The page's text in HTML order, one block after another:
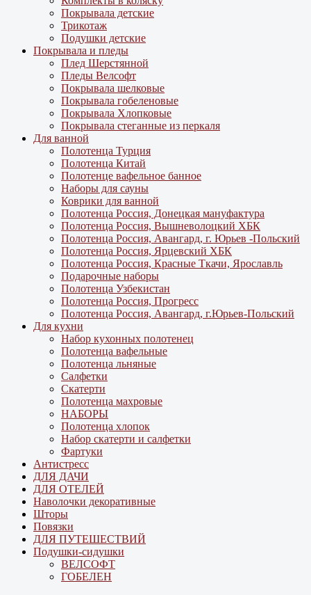
Покрывала детские
Трикотаж
Подушки детские
Покрывала и пледы
Плед Шерстянной
Пледы Велсофт
Покрывала шелковые
Покрывала гобеленовые
Покрывала Хлопковые
Покрывала стеганные из перкаля
Для ванной
Полотенца Турция
Полотенца Китай
Полотенце вафельное банное
Наборы для сауны
Коврики для ванной
Полотенца Россия, Донецкая мануфактура
Полотенца Россия, Вышневолоцкий ХБК
Полотенца Россия, Авангард, г. Юрьев -Польский
Полотенца Россия, Ярцевский ХБК
Полотенца Россия, Красные Ткачи, Ярославль
Подарочные наборы
Полотенца Узбекистан
Полотенца Россия, Прогресс
Полотенца Россия, Авангард, г.Юрьев-Польский
Для кухни
Набор кухонных полотенец
Полотенца вафельные
Полотенца льняные
Салфетки
Скатерти
Полотенца махровые
НАБОРЫ
Полотенца хлопок
Набор скатерти и салфетки
Фартуки
Антистресс
ДЛЯ ДАЧИ
ДЛЯ ОТЕЛЕЙ
Наволочки декоративные
Шторы
Повязки
ДЛЯ ПУТЕШЕСТВИЙ
Подушки-сидушки
ВЕЛСОФТ
ГОБЕЛЕН